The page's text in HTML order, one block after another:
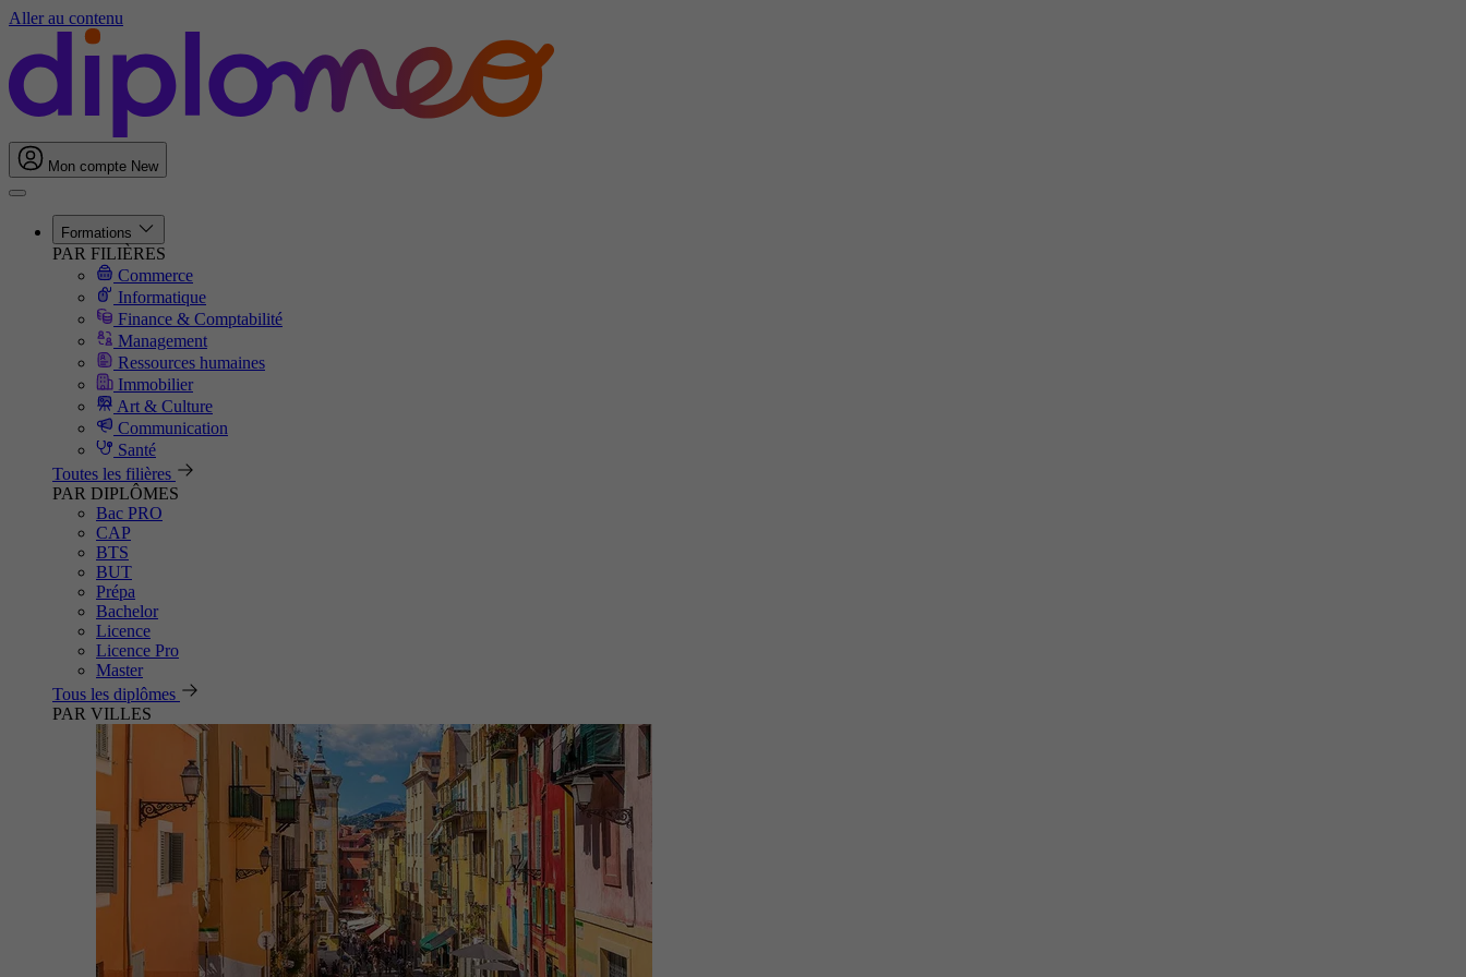
Aller au contenu
Mon compte New
Formations
PAR FILIÈRES
Commerce
Informatique
Finance & Comptabilité
Management
Ressources humaines
Immobilier
Art & Culture
Communication
Santé
Toutes les filières
PAR DIPLÔMES
Bac PRO
CAP
BTS
BUT
Prépa
Bachelor
Licence
Licence Pro
Master
Tous les diplômes
PAR VILLES